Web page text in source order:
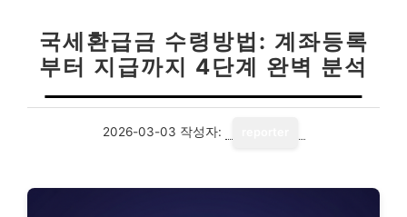
국세환급금 수령방법: 계좌등록
부터 지급까지 4단계 완벽 분석
2026-03-03 작성자: